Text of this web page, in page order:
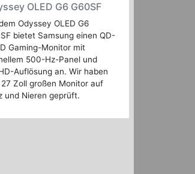
OLED G6 G60SF
Odyssey OLED G6
bietet Samsung einen QD-
Gaming-Monitor mit
500-Hz-Panel und
Auflösung an. Wir haben
Zoll großen Monitor auf
und Nieren geprüft.